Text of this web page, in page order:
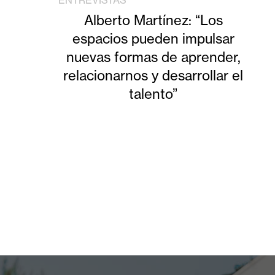
Alberto Martínez: “Los
espacios pueden impulsar
nuevas formas de aprender,
relacionarnos y desarrollar el
talento”